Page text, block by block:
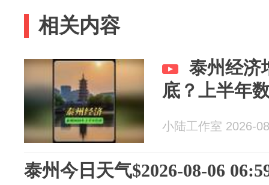
相关内容
泰州经济
底？上半年
小陆工作室 2026-
泰州今日天气$2026-08-06